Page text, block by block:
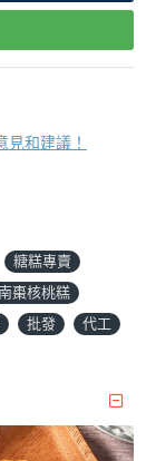
見和建議！
糖糕專賣
棗核桃糕
批發
代工